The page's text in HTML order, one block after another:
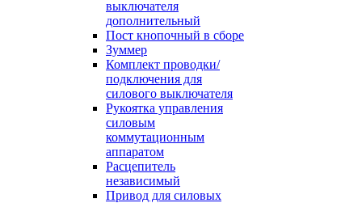
выключателя
дополнительный
Пост кнопочный в сборе
Зуммер
Комплект проводки/
подключения для
силового выключателя
Рукоятка управления
силовым
коммутационным
аппаратом
Расцепитель
независимый
Привод для силовых